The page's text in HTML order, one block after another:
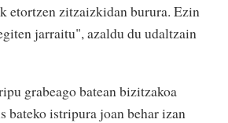
etortzen zitzaizkidan burura. Ezin
jarraitu", azaldu du udaltzain
grabeago batean bizitzakoa
bateko istripura joan behar izan